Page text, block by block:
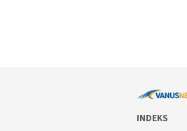
INDEKS